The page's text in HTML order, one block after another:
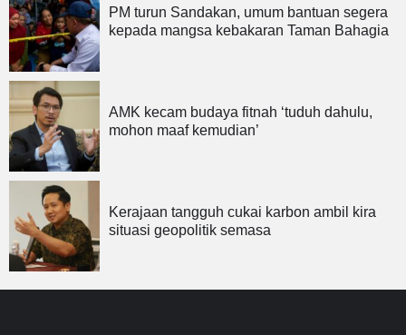
PM turun Sandakan, umum bantuan segera
kepada mangsa kebakaran Taman Bahagia
AMK kecam budaya fitnah ‘tuduh dahulu,
mohon maaf kemudian’
Kerajaan tangguh cukai karbon ambil kira
situasi geopolitik semasa